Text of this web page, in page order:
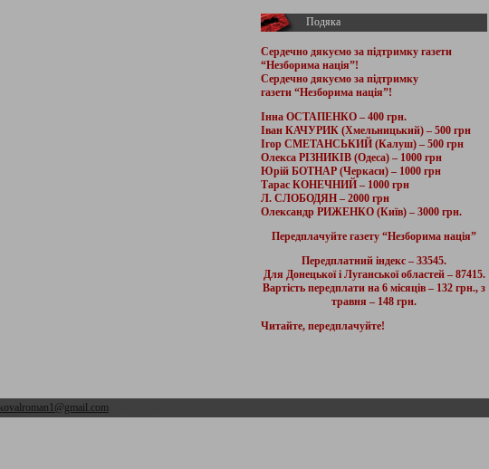
Подяка
Сердечно дякуємо за підтримку газети
“Незборима нація”!
Сердечно дякуємо за підтримку
газети “Незборима нація”!
Інна ОСТАПЕНКО – 400 грн.
Іван КАЧУРИК (Хмельницький) – 500 грн
Ігор СМЕТАНСЬКИЙ (Калуш) – 500 грн
Олекса РІЗНИКІВ (Одеса) – 1000 грн
Юрій БОТНАР (Черкаси) – 1000 грн
Тарас КОНЕЧНИЙ – 1000 грн
Л. СЛОБОДЯН – 2000 грн
Олександр РИЖЕНКО (Київ) – 3000 грн.
Передплачуйте газету “Незборима нація”
Передплатний індекс – 33545.
Для Донецької і Луганської областей – 87415.
Вартість передплати на 6 місяців – 132 грн., з
травня – 148 грн.
Читайте, передплачуйте!
kovalroman1@gmail.com